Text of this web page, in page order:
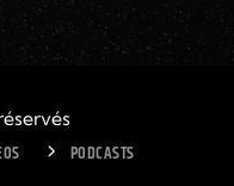
PODCASTS